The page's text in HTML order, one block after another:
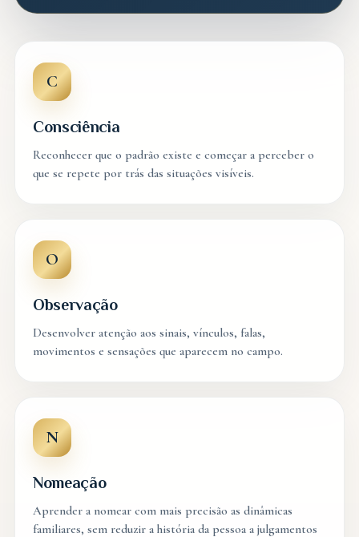
C
Consciência
Reconhecer que o padrão existe e começar a perceber o
que se repete por trás das situações visíveis.
O
Observação
Desenvolver atenção aos sinais, vínculos, falas,
movimentos e sensações que aparecem no campo.
N
Nomeação
Aprender a nomear com mais precisão as dinâmicas
familiares, sem reduzir a história da pessoa a julgamentos